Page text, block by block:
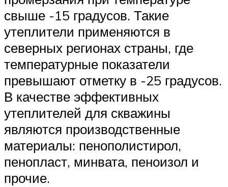
свыше -15 градусов. Такие
утеплители применяются в
северных регионах страны, где
температурные показатели
превышают отметку в -25 градусов.
В качестве эффективных
утеплителей для скважины
являются производственные
материалы: пенополистирол,
пенопласт, минвата, пеноизол и
прочие.